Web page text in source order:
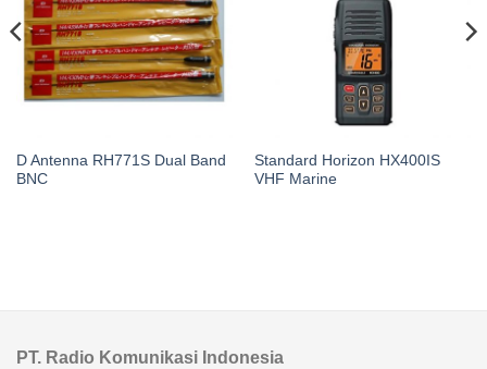
D Antenna RH771S Dual Band
BNC
Standard Horizon HX400IS
VHF Marine
PT. Radio Komunikasi Indonesia